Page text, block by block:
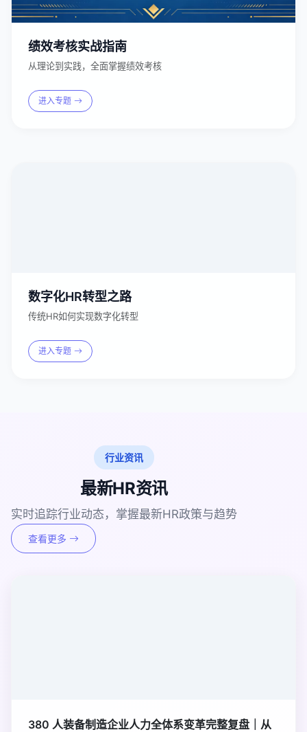
绩效考核实战指南
从理论到实践，全面掌握绩效考核
进入专题
数字化HR转型之路
传统HR如何实现数字化转型
进入专题
行业资讯
最新HR资讯
实时追踪行业动态，掌握最新HR政策与趋势
查看更多
380 人装备制造企业人力全体系变革完整复盘｜从